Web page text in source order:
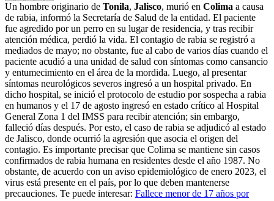
Un hombre originario de Tonila, Jalisco, murió en Colima a causa
de rabia, informó la Secretaría de Salud de la entidad. El paciente
fue agredido por un perro en su lugar de residencia, y tras recibir
atención médica, perdió la vida. El contagio de rabia se registró a
mediados de mayo; no obstante, fue al cabo de varios días cuando el
paciente acudió a una unidad de salud con síntomas como cansancio
y entumecimiento en el área de la mordida. Luego, al presentar
síntomas neurológicos severos ingresó a un hospital privado. En
dicho hospital, se inició el protocolo de estudio por sospecha a rabia
en humanos y el 17 de agosto ingresó en estado crítico al Hospital
General Zona 1 del IMSS para recibir atención; sin embargo,
falleció días después. Por esto, el caso de rabia se adjudicó al estado
de Jalisco, donde ocurrió la agresión que asocia el origen del
contagio. Es importante precisar que Colima se mantiene sin casos
confirmados de rabia humana en residentes desde el año 1987. No
obstante, de acuerdo con un aviso epidemiológico de enero 2023, el
virus está presente en el país, por lo que deben mantenerse
precauciones. Te puede interesar: Fallece menor de 17 años por